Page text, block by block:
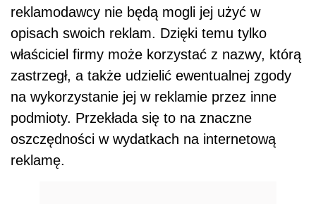
reklamodawcy nie będą mogli jej użyć w
opisach swoich reklam. Dzięki temu tylko
właściciel firmy może korzystać z nazwy, którą
zastrzegł, a także udzielić ewentualnej zgody
na wykorzystanie jej w reklamie przez inne
podmioty. Przekłada się to na znaczne
oszczędności w wydatkach na internetową
reklamę.